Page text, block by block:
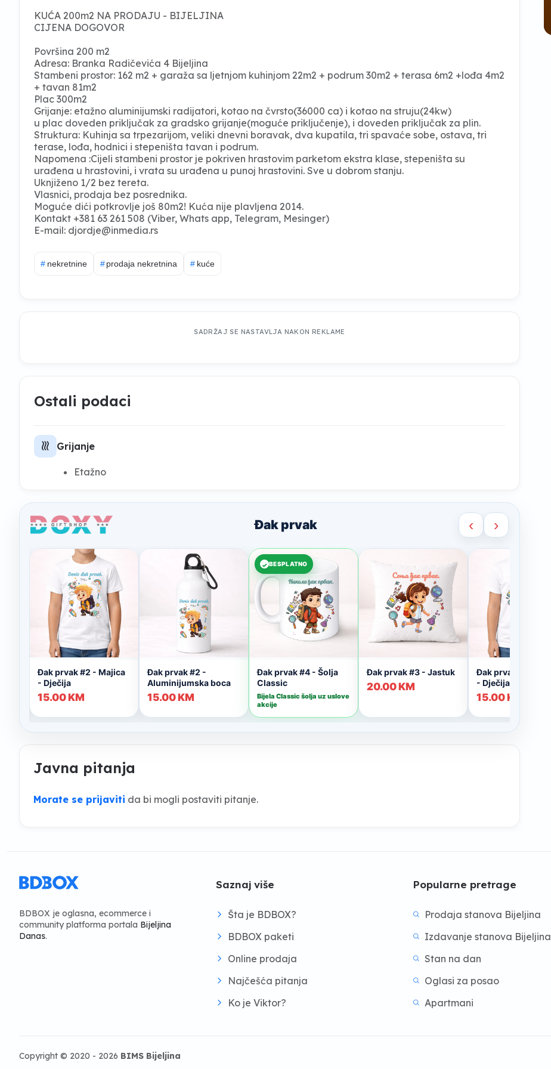
KUĆA 200m2 NA PRODAJU - BIJELJINA
CIJENA DOGOVOR
Površina 200 m2
Adresa: Branka Radičevića 4 Bijeljina
Stambeni prostor: 162 m2 + garaža sa ljetnjom kuhinjom 22m2 + podrum 30m2 + terasa 6m2 +lođa 4m2
+ tavan 81m2
Plac 300m2
Grijanje: etažno aluminijumski radijatori, kotao na čvrsto(36000 ca) i kotao na struju(24kw)
u plac doveden priključak za gradsko grijanje(moguće priključenje), i doveden priključak za plin.
Struktura: Kuhinja sa trpezarijom, veliki dnevni boravak, dva kupatila, tri spavaće sobe, ostava, tri
terase, lođa, hodnici i stepeništa tavan i podrum.
Napomena :Cijeli stambeni prostor je pokriven hrastovim parketom ekstra klase, stepeništa su
urađena u hrastovini, i vrata su urađena u punoj hrastovini. Sve u dobrom stanju.
Uknjiženo 1/2 bez tereta.
Vlasnici, prodaja bez posrednika.
Moguće dići potkrovlje još 80m2! Kuća nije plavljena 2014.
Kontakt +381 63 261 508 (Viber, Whats app, Telegram, Mesinger)
E-mail: djordje@inmedia.rs
# nekretnine # prodaja nekretnina # kuće
SADRŽAJ SE NASTAVLJA NAKON REKLAME
Ostali podaci
heat Grijanje
Etažno
Javna pitanja
Morate se prijaviti da bi mogli postaviti pitanje.
BDBOX je oglasna, ecommerce i
community platforma portala Bijeljina
Danas.
Saznaj više
Šta je BDBOX?
BDBOX paketi
Online prodaja
Najčešća pitanja
Ko je Viktor?
Popularne pretrage
Prodaja stanova Bijeljina
Izdavanje stanova Bijeljina
Stan na dan
Oglasi za posao
Apartmani
Copyright © 2020 - 2026 BIMS Bijeljina